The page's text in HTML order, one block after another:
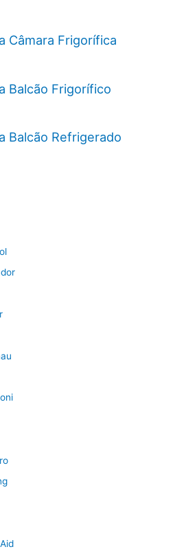
Câmara Frigorífica
Balcão Frigorífico
Balcão Refrigerado